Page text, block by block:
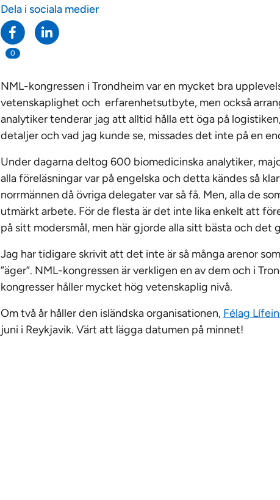
Dela i sociala medier
0
NML-kongressen i Trondheim var en mycket bra
vetenskaplighet och erfarenhetsutbyte, men också
analytiker tenderar jag att alltid hålla ett öga på
detaljer och vad jag kunde se, missades det inte på en
Under dagarna deltog 600 biomedicinska analytiker,
alla föreläsningar var på engelska och detta kändes så
norrmännen då övriga delegater var så få. Men, alla de
utmärkt arbete. För de flesta är det inte lika enkelt att
på sitt modersmål, men här gjorde alla sitt bästa och det
Jag har tidigare skrivit att det inte är så många arenor
”äger”. NML-kongressen är verkligen en av dem och i
kongresser håller mycket hög vetenskaplig nivå.
Om två år håller den isländska organisationen, Félag
juni i Reykjavik. Värt att lägga datumen på minnet!